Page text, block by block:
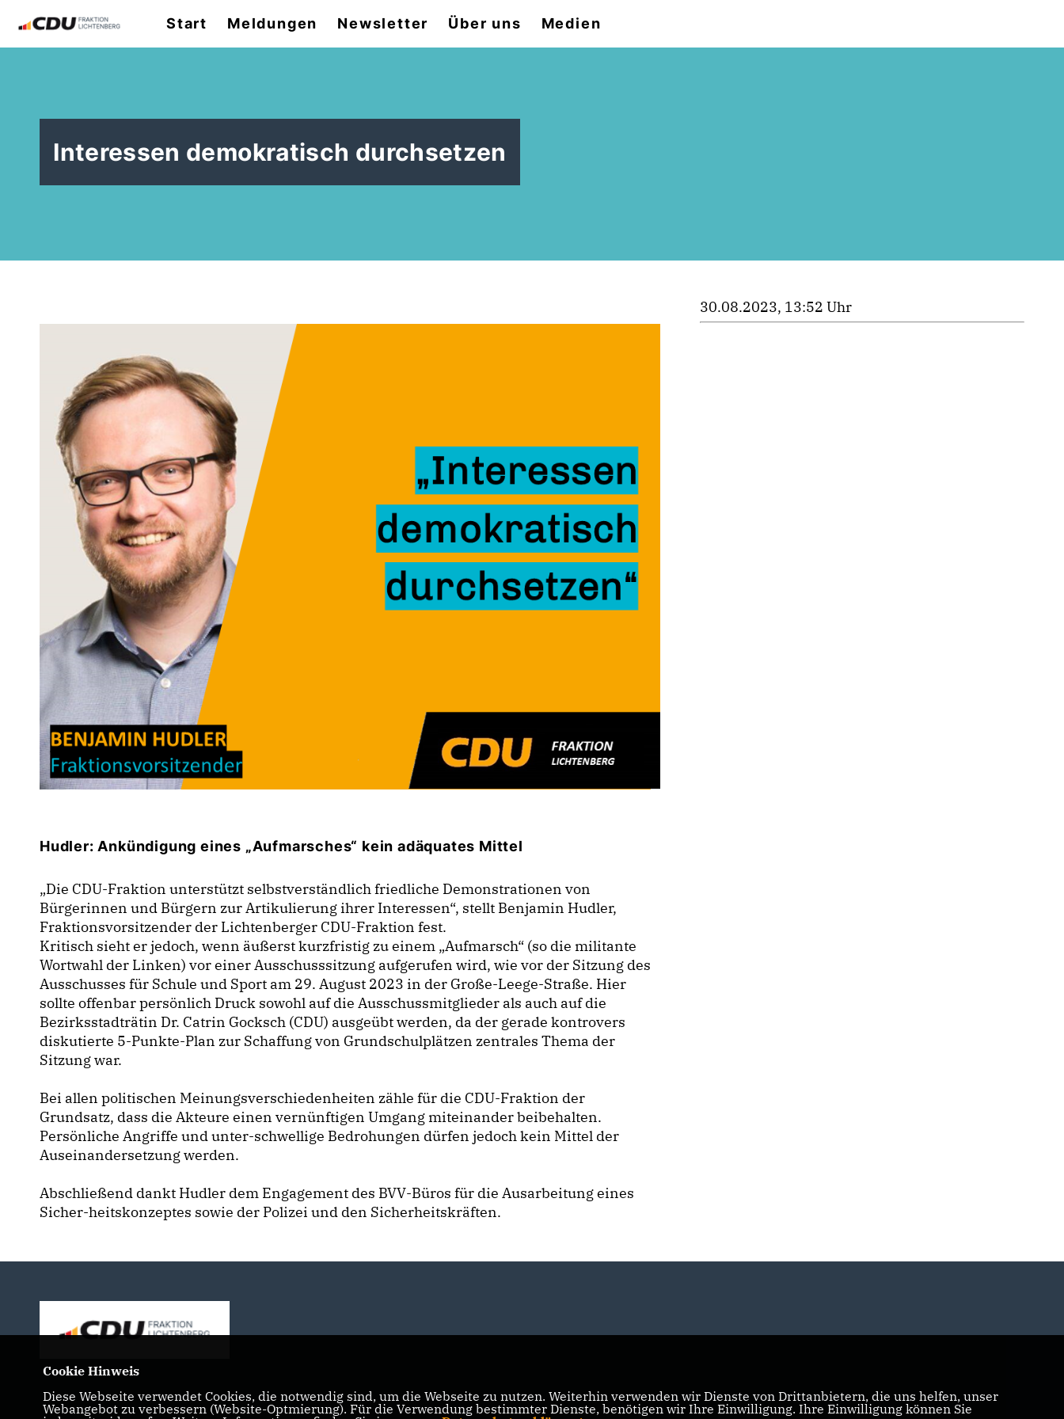
Start Meldungen Newsletter Über uns Medien
Interessen demokratisch durchsetzen
Hudler: Ankündigung eines „Aufmarsches“ kein adäquates Mittel
Die CDU-Fraktion unterstützt selbstverständlich friedliche Demonstrationen von
Bürgerinnen und Bürgern zur Artikulierung ihrer Interessen“, stellt Benjamin Hudler,
Fraktionsvorsitzender der Lichtenberger CDU-Fraktion fest.
Kritisch sieht er jedoch, wenn äußerst kurzfristig zu einem „Aufmarsch“ (so die militante
Wortwahl der Linken) vor einer Ausschusssitzung aufgerufen wird, wie vor der Sitzung des
Ausschusses für Schule und Sport am 29. August 2023 in der Große-Leege-Straße. Hier
sollte offenbar persönlich Druck sowohl auf die Ausschussmitglieder als auch auf die
Bezirksstadträtin Dr. Catrin Gocksch (CDU) ausgeübt werden, da der gerade kontrovers
diskutierte 5-Punkte-Plan zur Schaffung von Grundschulplätzen zentrales Thema der
Sitzung war.
Bei allen politischen Meinungsverschiedenheiten zähle für die CDU-Fraktion der
Grundsatz, dass die Akteure einen vernünftigen Umgang miteinander beibehalten.
Persönliche Angriffe und unter-schwellige Bedrohungen dürfen jedoch kein Mittel der
Auseinandersetzung werden.
Abschließend dankt Hudler dem Engagement des BVV-Büros für die Ausarbeitung eines
Sicher-heitskonzeptes sowie der Polizei und den Sicherheitskräften.
30.08.2023, 13:52 Uhr
Cookie Hinweis
Diese Webseite verwendet Cookies, die notwendig sind, um die Webseite zu nutzen. Weiterhin verwenden wir Dienste von Drittanbietern, die uns helfen, unser
Webangebot zu verbessern (Website-Optmierung). Für die Verwendung bestimmter Dienste, benötigen wir Ihre Einwilligung. Ihre Einwilligung können Sie